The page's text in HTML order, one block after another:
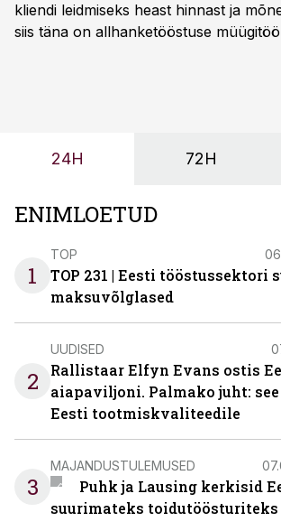
kliendi leidmiseks heast hinnast ja
siis täna on allhanketööstuse
24H 72H
ENIMLOETUD
1
TOP
TOP 231 | Eesti tööstussektori
maksuvõlglased
2
UUDISED
Rallistaar Elfyn Evans ostis
aiapaviljoni. Palmako juht:
Eesti tootmiskvaliteedile
3
MAJANDUSTULEMUSED
Puhk ja Lausing kerkisid
suurimateks toidutöösturiteks